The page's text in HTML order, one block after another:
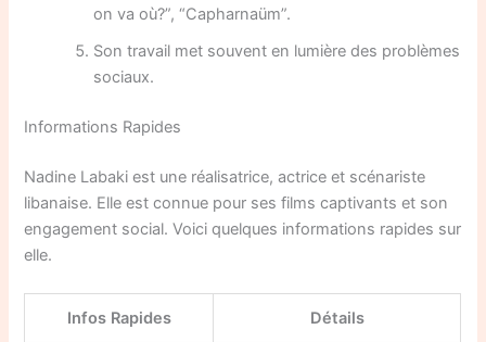
on va où?”, “Capharnaüm”.
Son travail met souvent en lumière des problèmes
sociaux.
Informations Rapides
Nadine Labaki est une réalisatrice, actrice et scénariste
libanaise. Elle est connue pour ses films captivants et son
engagement social. Voici quelques informations rapides sur
elle.
Infos Rapides Détails